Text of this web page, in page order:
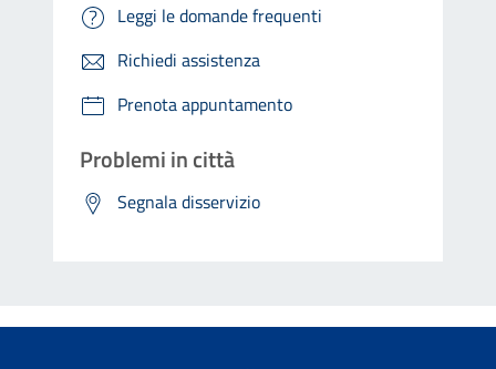
Leggi le domande frequenti
Richiedi assistenza
Prenota appuntamento
Problemi in città
Segnala disservizio